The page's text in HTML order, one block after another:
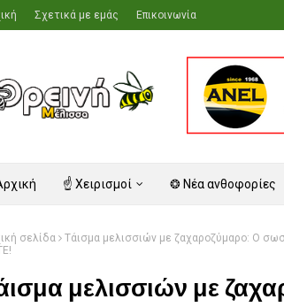
Σχετικά με εμάς Επικοινωνία
☝ Χειρισμοί ❂ Νέα ανθοφορίες
σελίδα
Τάισμα μελισσιών με ζαχαροζύμαρο: Ο
μελισσιών με